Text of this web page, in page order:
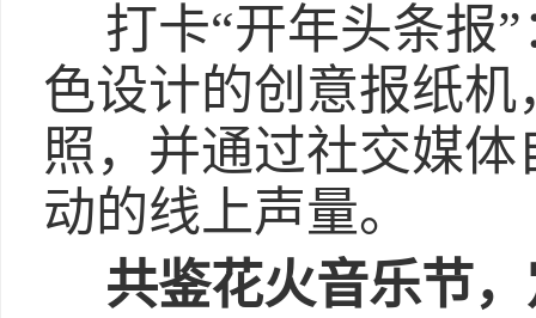
打卡“开年头条报
色设计的创意报纸
照，并通过社交媒
动的线上声量。
共鉴花火音乐节